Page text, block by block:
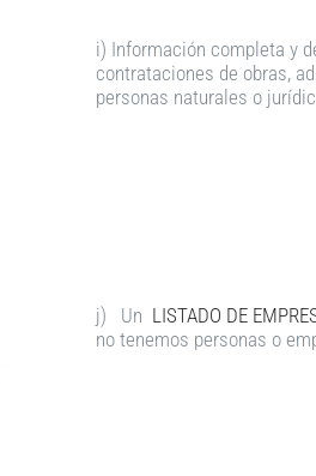
i) Información completa y
contrataciones de obras,
personas naturales o
j) Un LISTADO DE
no tenemos personas o